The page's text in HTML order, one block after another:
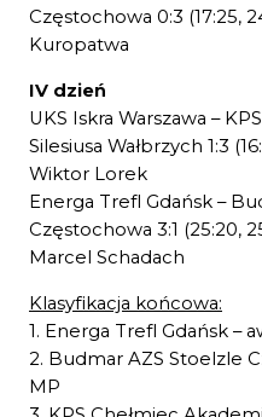
Częstochowa 0:3 (17:25,
Kuropatwa
IV dzień
UKS Iskra Warszawa –
Silesiusa Wałbrzych 1:3
Wiktor Lorek
Energa Trefl Gdańsk –
Częstochowa 3:1 (25:20,
Marcel Schadach
Klasyfikacja końcowa:
1. Energa Trefl Gdańsk –
2. Budmar AZS Stoelzle
MP